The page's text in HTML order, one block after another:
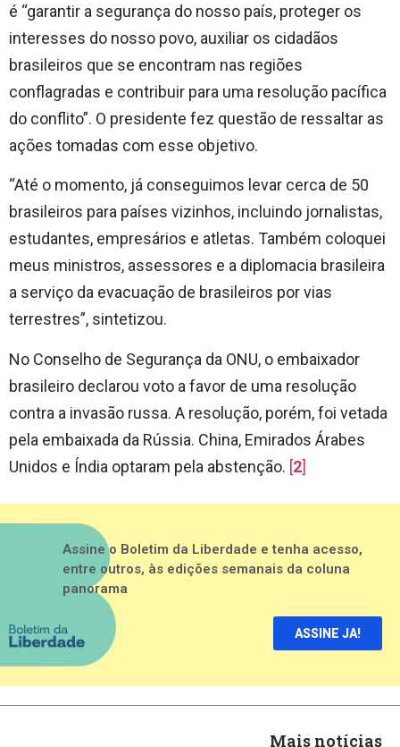
é “garantir a segurança do nosso país, proteger os
interesses do nosso povo, auxiliar os cidadãos
brasileiros que se encontram nas regiões
conflagradas e contribuir para uma resolução pacífica
do conflito”. O presidente fez questão de ressaltar as
ações tomadas com esse objetivo.
“Até o momento, já conseguimos levar cerca de 50
brasileiros para países vizinhos, incluindo jornalistas,
estudantes, empresários e atletas. Também coloquei
meus ministros, assessores e a diplomacia brasileira
a serviço da evacuação de brasileiros por vias
terrestres”, sintetizou.
No Conselho de Segurança da ONU, o embaixador
brasileiro declarou voto a favor de uma resolução
contra a invasão russa. A resolução, porém, foi vetada
pela embaixada da Rússia. China, Emirados Árabes
Unidos e Índia optaram pela abstenção. [2]
Assine o Boletim da Liberdade e tenha acesso,
entre outros, às edições semanais da coluna
panorama
ASSINE JA!
Mais notícias